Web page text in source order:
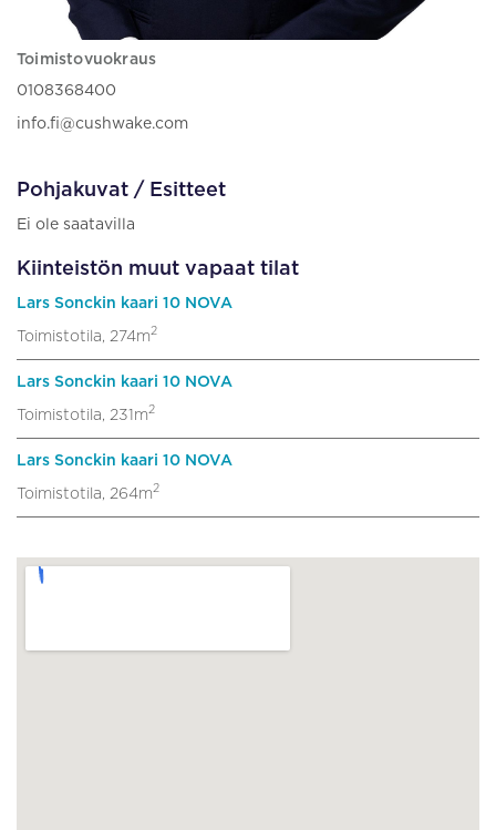
Toimistovuokraus
0108368400
info.fi@cushwake.com
Pohjakuvat / Esitteet
Ei ole saatavilla
Kiinteistön muut vapaat tilat
Lars Sonckin kaari 10 NOVA
Toimistotila, 274m2
Lars Sonckin kaari 10 NOVA
Toimistotila, 231m2
Lars Sonckin kaari 10 NOVA
Toimistotila, 264m2